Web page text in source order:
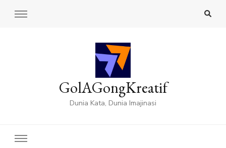
GolAGongKreatif
Dunia Kata, Dunia Imajinasi